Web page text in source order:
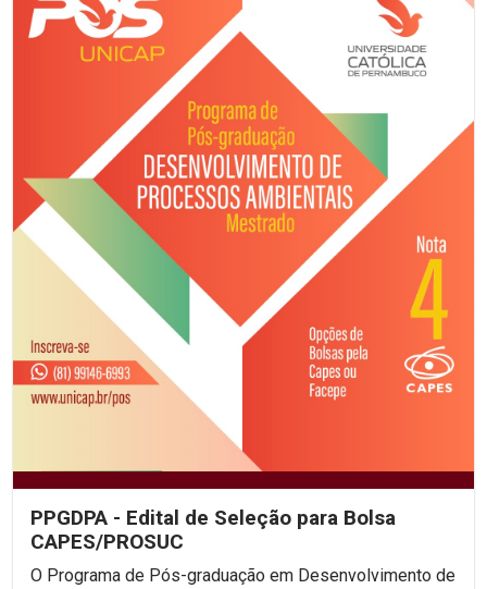
PPGDPA - Edital de Seleção para Bolsa
CAPES/PROSUC
O Programa de Pós-graduação em Desenvolvimento de